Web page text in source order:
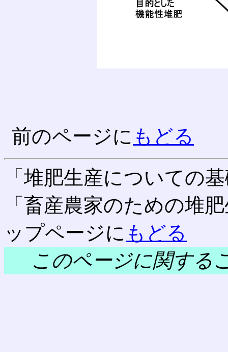
前のページに もどる
「堆肥生産についての
「畜産農家のための堆
ップページに もどる
このページに関する